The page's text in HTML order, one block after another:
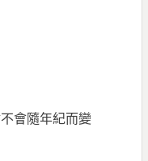
會隨年紀而變